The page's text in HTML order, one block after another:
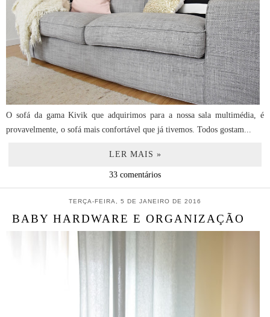
O sofá da gama Kivik que adquirimos para a nossa sala multimédia, é
provavelmente, o sofá mais confortável que já tivemos. Todos gostam...
LER MAIS »
33 comentários
TERÇA-FEIRA, 5 DE JANEIRO DE 2016
BABY HARDWARE E ORGANIZAÇÃO